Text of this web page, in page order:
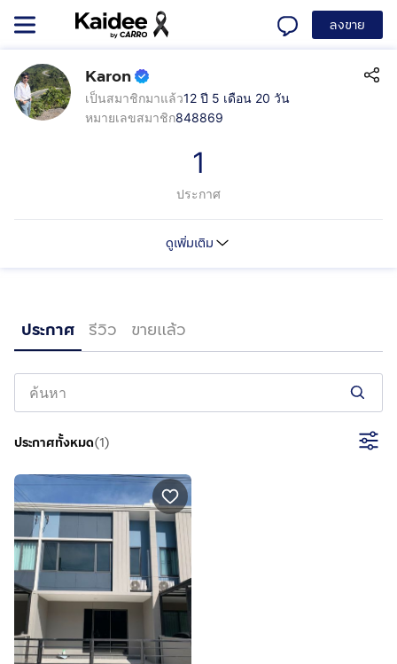
ลงขาย
Karon
เป็นสมาชิกมาแล้ว12 ปี 5 เดือน 20 วัน
หมายเลขสมาชิก848869
1
ประกาศ
https://www.facebook.com/share/1BcFA1apJx/
ไม่มี
ไม่มี
ดูเพิ่มเติม
ประกาศ รีวิว ขายแล้ว
ประกาศทั้งหมด(1)